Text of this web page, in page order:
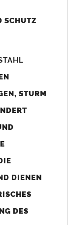
das
Zeichnung unten).
die Bohrungen
Kaminrand ca.
SCHUTZ
STURM
DIENEN
DES